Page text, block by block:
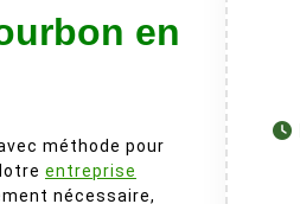
en
méthode pour
entreprise
nécessaire,